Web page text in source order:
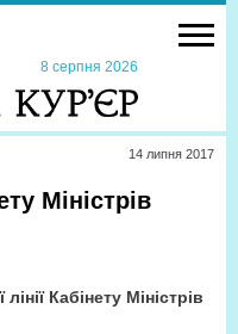
8 серпня 2026
14 липня 2017
Міністрів
Кабінету Міністрів